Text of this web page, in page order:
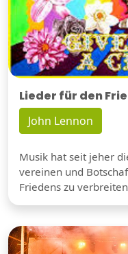
Lieder für den
John Lennon
Musik hat seit jeher
vereinen und
Friedens zu